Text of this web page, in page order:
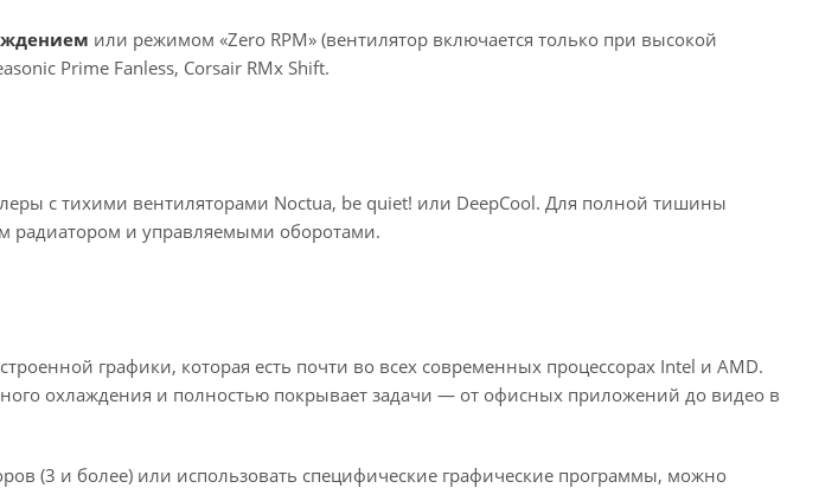
или режимом «Zero RPM» (вентилятор включается только при высокой
Prime Fanless, Corsair RMx Shift.
с тихими вентиляторами Noctua, be quiet! или DeepCool. Для полной тишины
радиатором и управляемыми оборотами.
графики, которая есть почти во всех современных процессорах Intel и AMD.
охлаждения и полностью покрывает задачи — от офисных приложений до видео в
(3 и более) или использовать специфические графические программы, можно